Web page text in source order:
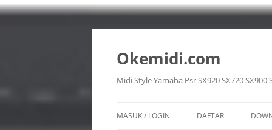
Langsung
Okemidi.com
Midi Style Yamaha Psr SX920 SX720 SX900
MASUK / LOGIN DAFTAR